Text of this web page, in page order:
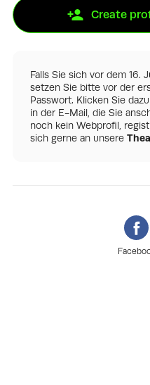
Create
Falls Sie sich vor dem 16.
setzen Sie bitte vor der
Passwort. Klicken Sie
in der E-Mail, die Sie
noch kein Webprofil,
sich gerne an unsere